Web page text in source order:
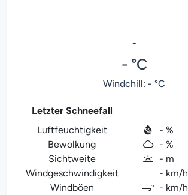
-
- °C
Windchill: - °C
Letzter Schneefall
Luftfeuchtigkeit
- %
Bewolkung
- %
Sichtweite
- m
Windgeschwindigkeit
- km/h
Windböen
- km/h